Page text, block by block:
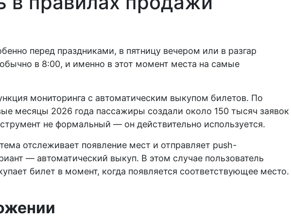
перед праздниками, в пятницу вечером или в разгар
в 8:00, и именно в этот момент места на самые
мониторинга с автоматическим выкупом билетов. По
месяцы 2026 года пассажиры создали около 150 тысяч заявок
не формальный — он действительно используется.
отслеживает появление мест и отправляет push-
— автоматический выкуп. В этом случае пользователь
билет в момент, когда появляется соответствующее место.